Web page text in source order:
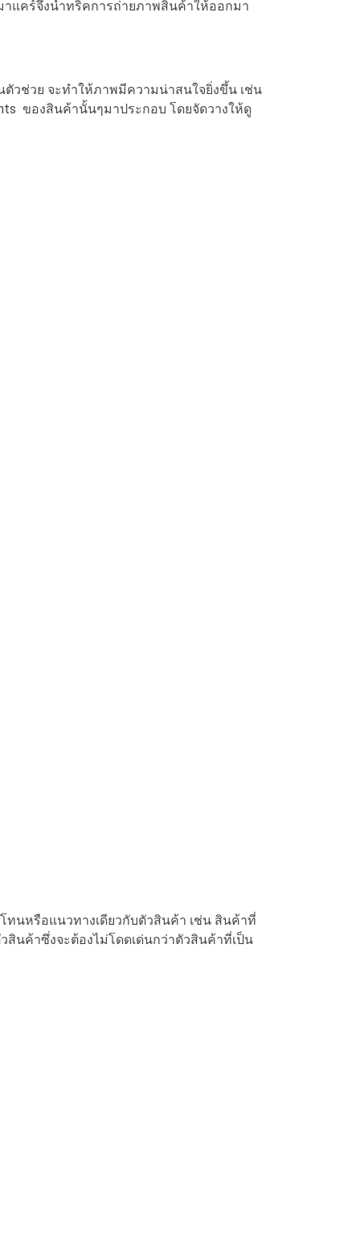
แคร์จึงนำทริคการถ่ายภาพสินค้าให้ออกมา
วช่วย จะทำให้ภาพมีความน่าสนใจยิ่งขึ้น เช่น
ของสินค้านั้นๆมาประกอบ โดยจัดวางให้ดู
หรือแนวทางเดียวกับตัวสินค้า เช่น สินค้าที่
นค้าซึ่งจะต้องไม่โดดเด่นกว่าตัวสินค้าที่เป็น